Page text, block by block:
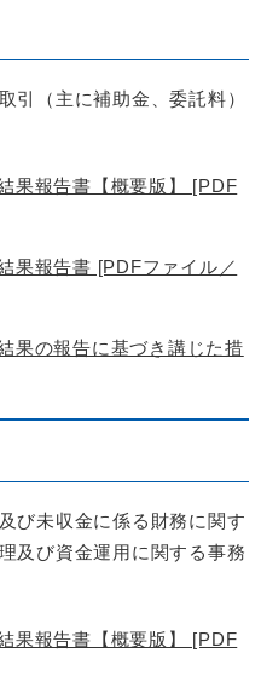
引（主に補助金、委託料）
果報告書【概要版】 [PDF
果報告書 [PDFファイル／
果の報告に基づき講じた措
び未収金に係る財務に関す
及び資金運用に関する事務
果報告書【概要版】 [PDF